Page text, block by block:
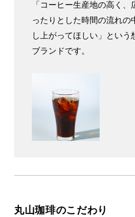
「コーヒー生産地の高く
ったりとした時間の流れの
し上がってほしい」とい
ブランドです。
丸山珈琲のこだわり